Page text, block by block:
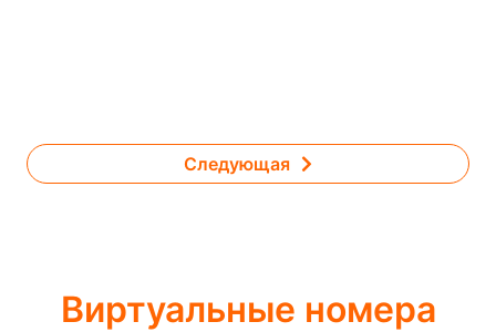
Следующая
Виртуальные номера